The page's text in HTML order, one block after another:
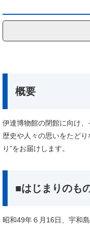
概要
伊達博物館の閉館に向け、
歴史や人々の思いをたど
り”をお届けします。
■はじまりのも
昭和49年６月16日、宇和